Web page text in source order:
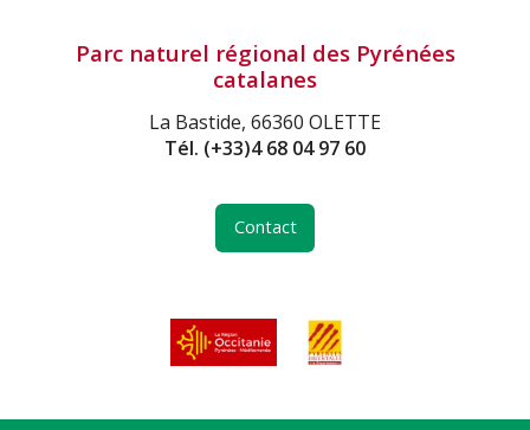
Parc naturel régional des Pyrénées
catalanes
La Bastide, 66360 OLETTE
Tél. (+33)4 68 04 97 60
Contact